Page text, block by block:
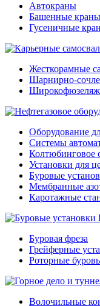
Автокраны
Башенные краны
Гусеничные
Жесткорамные
Шарнирно-
Оборудование
Системы
Колтюбинговое
Установки для
Буровые
Мембранные
Каротажные
Буровая фреза
Грейферные
Роторные
Волочильные